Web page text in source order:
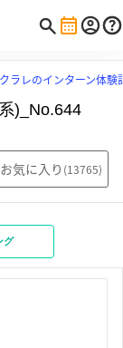
クラレのインターン体験
)_No.644
お気に入り (13765)
グ